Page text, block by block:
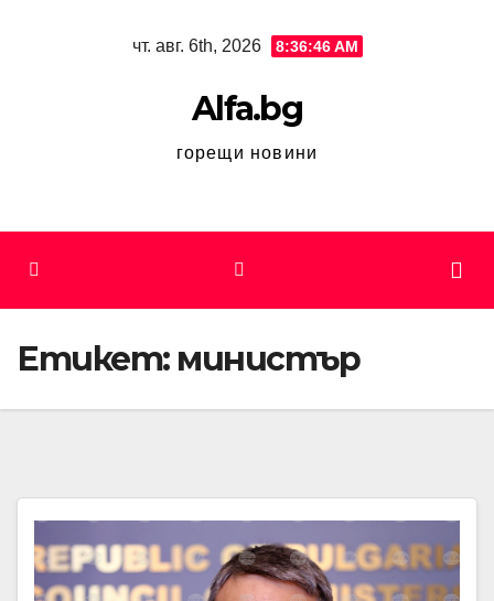
чт. авг. 6th, 2026 8:36:46 AM
Alfa.bg
горещи новини
Етикет: министър